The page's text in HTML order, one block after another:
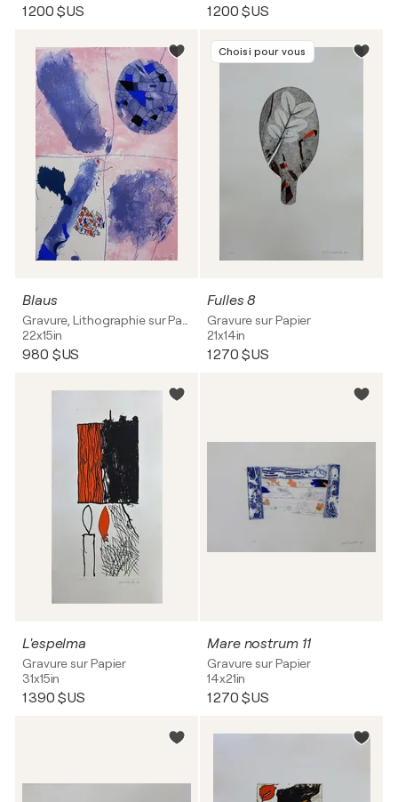
1 200 $US 1 200 $US
Blaus
22x15in
980 $US
Choisi pour vous
Fulles 8
Gravure sur Papier
21x14in
1 270 $US
L'espelma
Gravure sur Papier
31x15in
1 390 $US
Mare nostrum 11
Gravure sur Papier
14x21in
1 270 $US